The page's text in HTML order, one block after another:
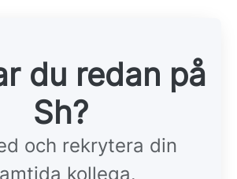
du redan på
Sh?
och rekrytera din
kollega.